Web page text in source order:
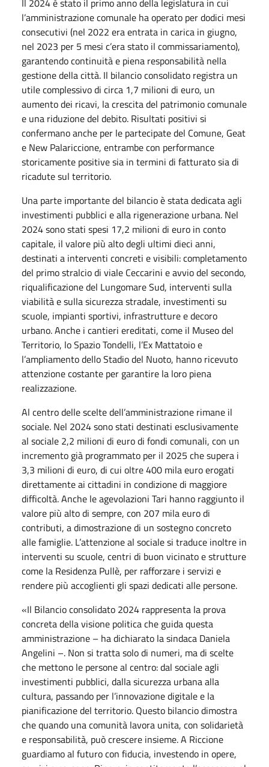
l’amministrazione comunale ha operato per dodici mesi
consecutivi (nel 2022 era entrata in carica in giugno,
nel 2023 per 5 mesi c’era stato il commissariamento),
garantendo continuità e piena responsabilità nella
gestione della città. Il bilancio consolidato registra un
utile complessivo di circa 1,7 milioni di euro, un
aumento dei ricavi, la crescita del patrimonio comunale
e una riduzione del debito. Risultati positivi si
confermano anche per le partecipate del Comune, Geat
e New Palariccione, entrambe con performance
storicamente positive sia in termini di fatturato sia di
ricadute sul territorio.
Una parte importante del bilancio è stata dedicata agli
investimenti pubblici e alla rigenerazione urbana. Nel
2024 sono stati spesi 17,2 milioni di euro in conto
capitale, il valore più alto degli ultimi dieci anni,
destinati a interventi concreti e visibili: completamento
del primo stralcio di viale Ceccarini e avvio del secondo,
riqualificazione del Lungomare Sud, interventi sulla
viabilità e sulla sicurezza stradale, investimenti su
scuole, impianti sportivi, infrastrutture e decoro
urbano. Anche i cantieri ereditati, come il Museo del
Territorio, lo Spazio Tondelli, l’Ex Mattatoio e
l’ampliamento dello Stadio del Nuoto, hanno ricevuto
attenzione costante per garantire la loro piena
realizzazione.
Al centro delle scelte dell’amministrazione rimane il
sociale. Nel 2024 sono stati destinati esclusivamente
al sociale 2,2 milioni di euro di fondi comunali, con un
incremento già programmato per il 2025 che supera i
3,3 milioni di euro, di cui oltre 400 mila euro erogati
direttamente ai cittadini in condizione di maggiore
difficoltà. Anche le agevolazioni Tari hanno raggiunto il
valore più alto di sempre, con 207 mila euro di
contributi, a dimostrazione di un sostegno concreto
alle famiglie. L’attenzione al sociale si traduce inoltre in
interventi su scuole, centri di buon vicinato e strutture
come la Residenza Pullè, per rafforzare i servizi e
rendere più accoglienti gli spazi dedicati alle persone.
«Il Bilancio consolidato 2024 rappresenta la prova
concreta della visione politica che guida questa
amministrazione – ha dichiarato la sindaca Daniela
Angelini –. Non si tratta solo di numeri, ma di scelte
che mettono le persone al centro: dal sociale agli
investimenti pubblici, dalla sicurezza urbana alla
cultura, passando per l’innovazione digitale e la
pianificazione del territorio. Questo bilancio dimostra
che quando una comunità lavora unita, con solidarietà
e responsabilità, può crescere insieme. A Riccione
guardiamo al futuro con fiducia, investendo in opere,